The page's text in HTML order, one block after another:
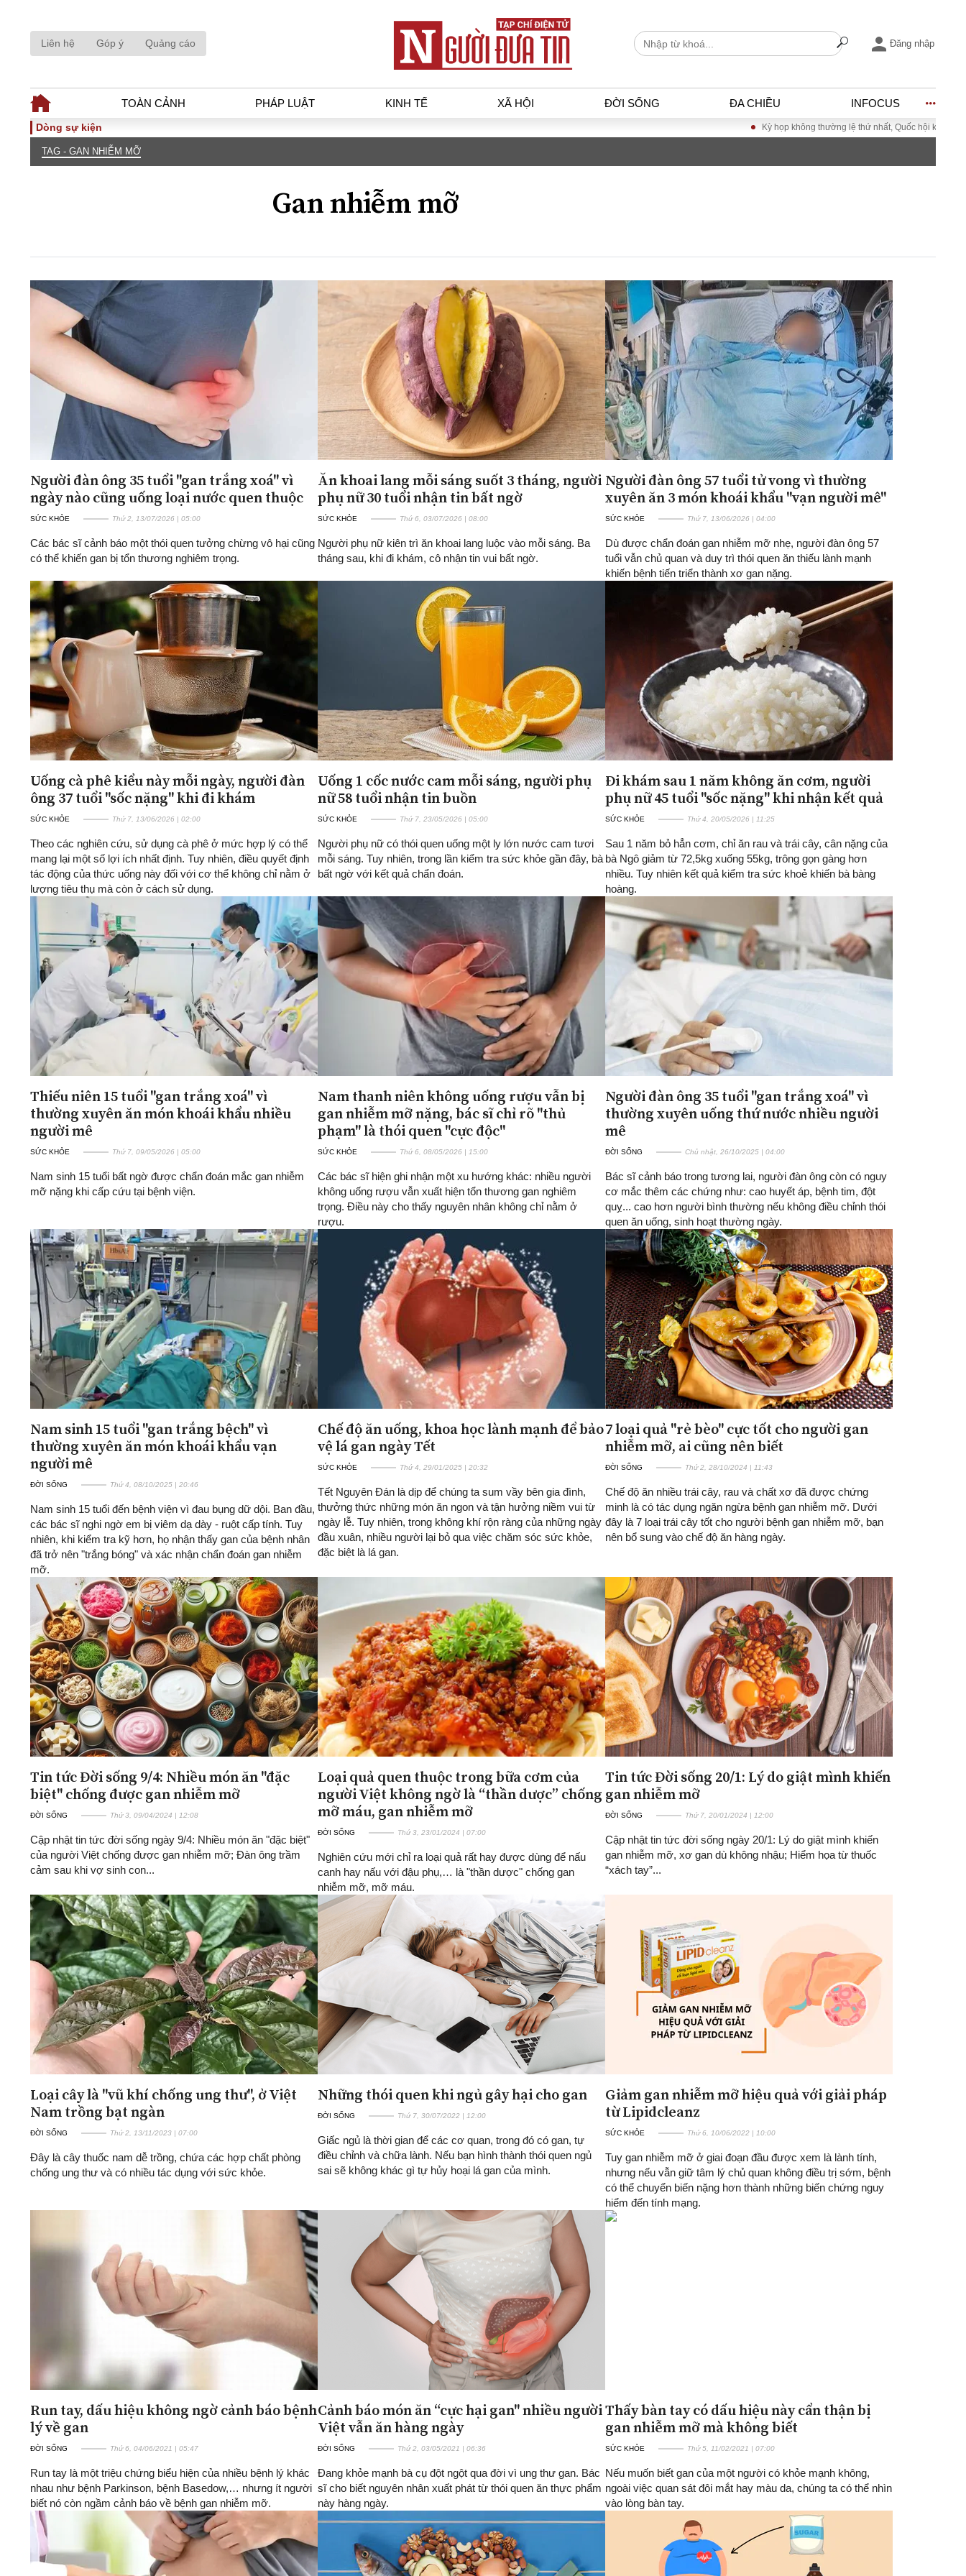
Liên hệ Góp ý Quảng cáo Đăng nhập
TOÀN CẢNH PHÁP LUẬT KINH TẾ XÃ HỘI ĐỜI SỐNG ĐA CHIỀU INFOCUS
TOÀN CẢNH
Thế giới
Góc nhìn luật gia
An ninh - Hình sự
Tài chính - Ngân hàng
Xu hướng thị trường
Tiêu dùng và dư luận
Công nghệ
Giao thông – Đô thị
ĐA CHIỀU
Quan điểm
Xi nhan Trái Phải
Bạn đọc viết
Đăng ký tin tức mới
Dòng sự kiện Kỳ họp không thường lệ thứ nhất, Quốc hội khóa XVI Đưa Nghị
TAG - GAN NHIỄM MỠ
Gan nhiễm mỡ
Người đàn ông 35 tuổi "gan trắng xoá" vì
ngày nào cũng uống loại nước quen thuộc
SỨC KHỎE Thứ 2, 13/07/2026 | 05:00
Các bác sĩ cảnh báo một thói quen tưởng chừng vô hại cũng
có thể khiến gan bị tổn thương nghiêm trọng.
Ăn khoai lang mỗi sáng suốt 3 tháng, người
phụ nữ 30 tuổi nhận tin bất ngờ
SỨC KHỎE Thứ 6, 03/07/2026 | 08:00
Người phụ nữ kiên trì ăn khoai lang luộc vào mỗi sáng. Ba
tháng sau, khi đi khám, cô nhận tin vui bất ngờ.
Người đàn ông 57 tuổi tử vong vì thường
xuyên ăn 3 món khoái khẩu "vạn người mê"
SỨC KHỎE Thứ 7, 13/06/2026 | 04:00
Dù được chẩn đoán gan nhiễm mỡ nhẹ, người đàn ông 57
tuổi vẫn chủ quan và duy trì thói quen ăn thiếu lành mạnh
khiến bệnh tiến triển thành xơ gan nặng.
Uống cà phê kiểu này mỗi ngày, người đàn
ông 37 tuổi "sốc nặng" khi đi khám
SỨC KHỎE Thứ 7, 13/06/2026 | 02:00
Theo các nghiên cứu, sử dụng cà phê ở mức hợp lý có thể
mang lại một số lợi ích nhất định. Tuy nhiên, điều quyết định
tác động của thức uống này đối với cơ thể không chỉ nằm ở
lượng tiêu thụ mà còn ở cách sử dụng.
Uống 1 cốc nước cam mỗi sáng, người phụ
nữ 58 tuổi nhận tin buồn
SỨC KHỎE Thứ 7, 23/05/2026 | 05:00
Người phụ nữ có thói quen uống một ly lớn nước cam tươi
mỗi sáng. Tuy nhiên, trong lần kiểm tra sức khỏe gần đây, bà
bất ngờ với kết quả chẩn đoán.
Đi khám sau 1 năm không ăn cơm, người
phụ nữ 45 tuổi "sốc nặng" khi nhận kết quả
SỨC KHỎE Thứ 4, 20/05/2026 | 11:25
Sau 1 năm bỏ hẳn cơm, chỉ ăn rau và trái cây, cân nặng của
bà Ngô giảm từ 72,5kg xuống 55kg, trông gọn gàng hơn
nhiều. Tuy nhiên kết quả kiểm tra sức khoẻ khiến bà bàng
hoàng.
Thiếu niên 15 tuổi "gan trắng xoá" vì
thường xuyên ăn món khoái khẩu nhiều
người mê
SỨC KHỎE Thứ 7, 09/05/2026 | 05:00
Nam sinh 15 tuổi bất ngờ được chẩn đoán mắc gan nhiễm
mỡ nặng khi cấp cứu tại bệnh viện.
Nam thanh niên không uống rượu vẫn bị
gan nhiễm mỡ nặng, bác sĩ chỉ rõ "thủ
phạm" là thói quen "cực độc"
SỨC KHỎE Thứ 6, 08/05/2026 | 15:00
Các bác sĩ hiện ghi nhận một xu hướng khác: nhiều người
không uống rượu vẫn xuất hiện tổn thương gan nghiêm
trọng. Điều này cho thấy nguyên nhân không chỉ nằm ở
rượu.
Người đàn ông 35 tuổi "gan trắng xoá" vì
thường xuyên uống thứ nước nhiều người
mê
ĐỜI SỐNG Chủ nhật, 26/10/2025 | 04:00
Bác sĩ cảnh báo trong tương lai, người đàn ông còn có nguy
cơ mắc thêm các chứng như: cao huyết áp, bệnh tim, đột
quỵ... cao hơn người bình thường nếu không điều chỉnh thói
quen ăn uống, sinh hoạt thường ngày.
Nam sinh 15 tuổi "gan trắng bệch" vì
thường xuyên ăn món khoái khẩu vạn
người mê
ĐỜI SỐNG Thứ 4, 08/10/2025 | 20:46
Nam sinh 15 tuổi đến bệnh viện vì đau bụng dữ dội. Ban đầu,
các bác sĩ nghi ngờ em bị viêm dạ dày - ruột cấp tính. Tuy
nhiên, khi kiểm tra kỹ hơn, họ nhận thấy gan của bệnh nhân
đã trở nên "trắng bóng" và xác nhận chẩn đoán gan nhiễm
mỡ.
Chế độ ăn uống, khoa học lành mạnh để bảo
vệ lá gan ngày Tết
SỨC KHỎE Thứ 4, 29/01/2025 | 20:32
Tết Nguyên Đán là dịp để chúng ta sum vầy bên gia đình,
thưởng thức những món ăn ngon và tận hưởng niềm vui từ
ngày lễ. Tuy nhiên, trong không khí rộn ràng của những ngày
đầu xuân, nhiều người lại bỏ qua việc chăm sóc sức khỏe,
đặc biệt là lá gan.
7 loại quả "rẻ bèo" cực tốt cho người gan
nhiễm mỡ, ai cũng nên biết
ĐỜI SỐNG Thứ 2, 28/10/2024 | 11:43
Chế độ ăn nhiều trái cây, rau và chất xơ đã được chứng
minh là có tác dụng ngăn ngừa bệnh gan nhiễm mỡ. Dưới
đây là 7 loại trái cây tốt cho người bệnh gan nhiễm mỡ, bạn
nên bổ sung vào chế độ ăn hàng ngày.
Tin tức Đời sống 9/4: Nhiều món ăn "đặc
biệt" chống được gan nhiễm mỡ
ĐỜI SỐNG Thứ 3, 09/04/2024 | 12:08
Cập nhật tin tức đời sống ngày 9/4: Nhiều món ăn "đặc biệt"
của người Việt chống được gan nhiễm mỡ; Đàn ông trầm
cảm sau khi vợ sinh con...
Loại quả quen thuộc trong bữa cơm của
người Việt không ngờ là “thần dược” chống
mỡ máu, gan nhiễm mỡ
ĐỜI SỐNG Thứ 3, 23/01/2024 | 07:00
Nghiên cứu mới chỉ ra loại quả rất hay được dùng để nấu
canh hay nấu với đậu phụ,… là "thần dược" chống gan
nhiễm mỡ, mỡ máu.
Tin tức Đời sống 20/1: Lý do giật mình khiến
gan nhiễm mỡ
ĐỜI SỐNG Thứ 7, 20/01/2024 | 12:00
Cập nhật tin tức đời sống ngày 20/1: Lý do giật mình khiến
gan nhiễm mỡ, xơ gan dù không nhậu; Hiểm họa từ thuốc
“xách tay”...
Loại cây là "vũ khí chống ung thư", ở Việt
Nam trồng bạt ngàn
ĐỜI SỐNG Thứ 2, 13/11/2023 | 07:00
Đây là cây thuốc nam dễ trồng, chứa các hợp chất phòng
chống ung thư và có nhiều tác dụng với sức khỏe.
Những thói quen khi ngủ gây hại cho gan
ĐỜI SỐNG Thứ 7, 30/07/2022 | 12:00
Giấc ngủ là thời gian để các cơ quan, trong đó có gan, tự
điều chỉnh và chữa lành. Nếu bạn hình thành thói quen ngủ
sai sẽ không khác gì tự hủy hoại lá gan của mình.
Giảm gan nhiễm mỡ hiệu quả với giải pháp
từ Lipidcleanz
SỨC KHỎE Thứ 6, 10/06/2022 | 10:00
Tuy gan nhiễm mỡ ở giai đoạn đầu được xem là lành tính,
nhưng nếu vẫn giữ tâm lý chủ quan không điều trị sớm, bệnh
có thể chuyển biến nặng hơn thành những biến chứng nguy
hiểm đến tính mạng.
Run tay, dấu hiệu không ngờ cảnh báo bệnh
lý về gan
ĐỜI SỐNG Thứ 6, 04/06/2021 | 05:47
Run tay là một triệu chứng biểu hiện của nhiều bệnh lý khác
nhau như bệnh Parkinson, bệnh Basedow,… nhưng ít người
biết nó còn ngầm cảnh báo về bệnh gan nhiễm mỡ.
Cảnh báo món ăn “cực hại gan" nhiều người
Việt vẫn ăn hàng ngày
ĐỜI SỐNG Thứ 2, 03/05/2021 | 06:36
Đang khỏe mạnh bà cụ đột ngột qua đời vì ung thư gan. Bác
sĩ cho biết nguyên nhân xuất phát từ thói quen ăn thực phẩm
này hàng ngày.
Thấy bàn tay có dấu hiệu này cẩn thận bị
gan nhiễm mỡ mà không biết
SỨC KHỎE Thứ 5, 11/02/2021 | 07:00
Nếu muốn biết gan của một người có khỏe mạnh không,
ngoài việc quan sát đôi mắt hay màu da, chúng ta có thể nhìn
vào lòng bàn tay.